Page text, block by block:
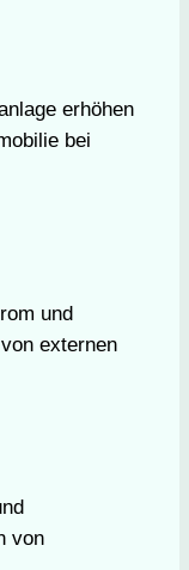
erhöhen
bei
und
externen
von